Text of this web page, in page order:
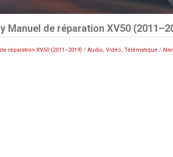
Manuel de réparation XV50
réparation XV50 (2011–2019) / Audio, Vidéo, Télématique /